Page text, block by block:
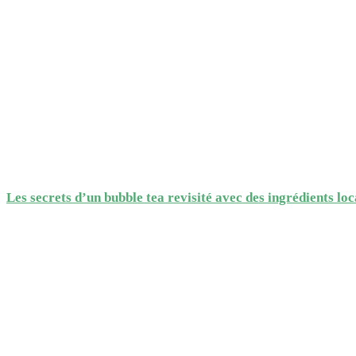
Les secrets d’un bubble tea revisité avec des ingrédients